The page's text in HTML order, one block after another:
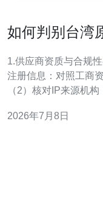
如何判别台湾
1.供应商资质与合规
注册信息：对照工商
（2）核对IP来源机
（3）查阅ASN归属：
2026年7月8日